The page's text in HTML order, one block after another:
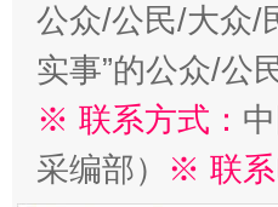
公众/公民/大众/
实事”的公众/公
※ 联系方式：
采编部） ※ 联系